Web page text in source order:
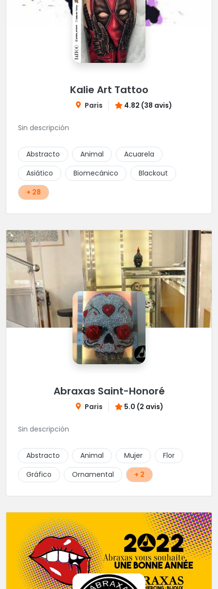
Kalie Art Tattoo
Paris 4.82 (38 avis)
Sin descripción
Abstracto Animal
Acuarela
Asiático
Biomecánico
Blackout
+ 28
Abraxas Saint-Honoré
Paris 5.0 (2 avis)
Sin descripción
Abstracto Animal Mujer
Flor
Gráfico
Ornamental + 2